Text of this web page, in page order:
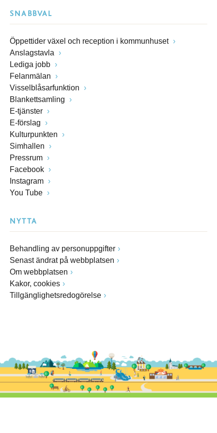
SNABBVAL
Öppettider växel och reception i kommunhuset
Anslagstavla
Lediga jobb
Felanmälan
Visselblåsarfunktion
Blankettsamling
E-tjänster
E-förslag
Kulturpunkten
Simhallen
Pressrum
Facebook
Instagram
You Tube
NYTTA
Behandling av personuppgifter
Senast ändrat på webbplatsen
Om webbplatsen
Kakor, cookies
Tillgänglighetsredogörelse